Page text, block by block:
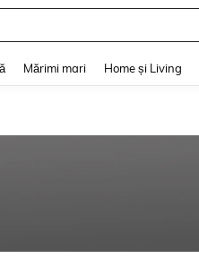
Mărimi mari Home și Living